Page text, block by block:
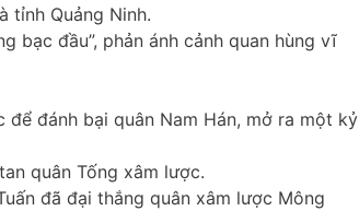
tỉnh Quảng Ninh.
bạc đầu”, phản ánh cảnh quan hùng vĩ
đánh bại quân Nam Hán, mở ra một kỷ
quân Tống xâm lược.
đã đại thắng quân xâm lược Mông